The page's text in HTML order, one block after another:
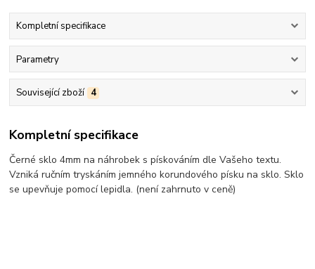
Kompletní specifikace
Parametry
Související zboží 4
Kompletní specifikace
Černé sklo 4mm na náhrobek s pískováním dle Vašeho textu.
Vzniká ručním tryskáním jemného korundového písku na sklo. Sklo
se upevňuje pomocí lepidla. (není zahrnuto v ceně)